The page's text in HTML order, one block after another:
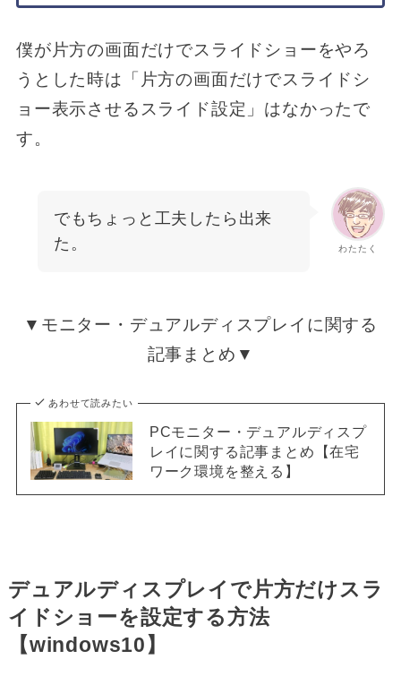
僕が片方の画面だけでスライドショーをやろ
うとした時は「片方の画面だけでスライドシ
ョー表示させるスライド設定」はなかったで
す。
わたたく
でもちょっと工夫したら出来
た。
▼モニター・デュアルディスプレイに関する
記事まとめ▼
あわせて読みたい
PCモニター・デュアルディスプ
レイに関する記事まとめ【在宅
ワーク環境を整える】
デュアルディスプレイで片方だけスラ
イドショーを設定する方法
【windows10】